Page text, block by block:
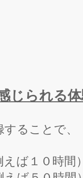
じられる
ることで、
えば１０時間